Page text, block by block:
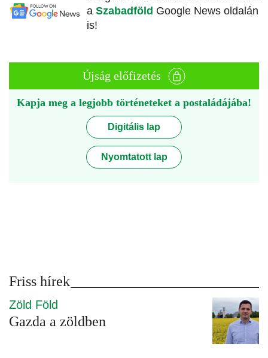
a Szabadföld Google News oldalán
is!
Újság előfizetés
Kapja meg a legjobb történeteket a postaládájába!
Digitális lap
Nyomtatott lap
Friss hírek
Zöld Föld
Gazda a zöldben